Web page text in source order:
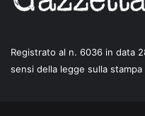
Registrato al n. 6036 in data
sensi della legge sulla